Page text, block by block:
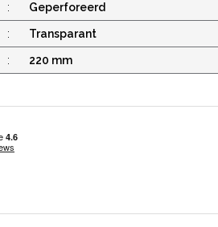
: Geperforeerd
: Transparant
: 220 mm